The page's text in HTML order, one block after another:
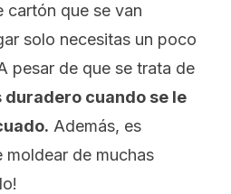
cartón que se van
solo necesitas un poco
pesar de que se trata de
duradero cuando se le
Además, es
moldear de muchas